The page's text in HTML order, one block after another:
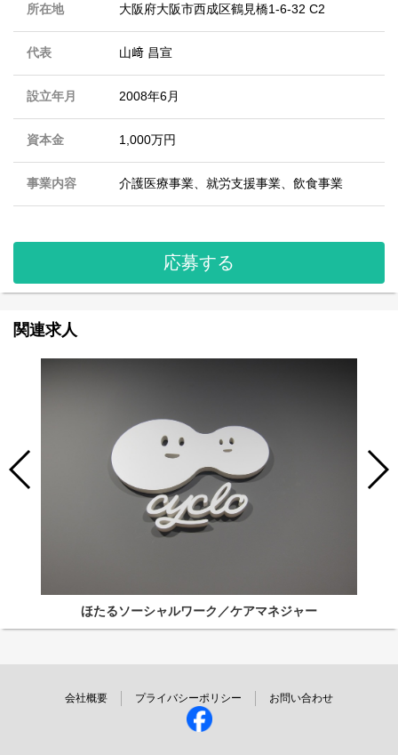
所在地 大阪府大阪市西成区鶴見橋1-6-32 C2
代表 山﨑 昌宣
設立年月 2008年6月
資本金 1,000万円
事業内容 介護医療事業、就労支援事業、飲食事業
応募する
関連求人
ほたるソーシャルワーク／ケアマネジャー
会社概要 プライバシーポリシー お問い合わせ